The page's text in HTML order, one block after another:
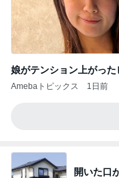
娘がテンション上がった
Amebaトピックス 1日前
開いた口